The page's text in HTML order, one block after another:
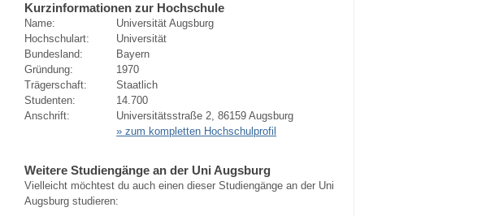
Kurzinformationen zur Hochschule
Name:
Universität Augsburg
Hochschulart:
Universität
Bundesland:
Bayern
Gründung:
1970
Trägerschaft:
Staatlich
Studenten:
14.700
Anschrift:
Universitätsstraße 2, 86159 Augsburg
» zum kompletten Hochschulprofil
Weitere Studiengänge an der Uni Augsburg
Vielleicht möchtest du auch einen dieser Studiengänge an der Uni
Augsburg studieren: